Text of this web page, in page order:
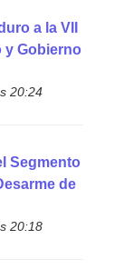
a la VII
y Gobierno
20:24
Segmento
de
20:18